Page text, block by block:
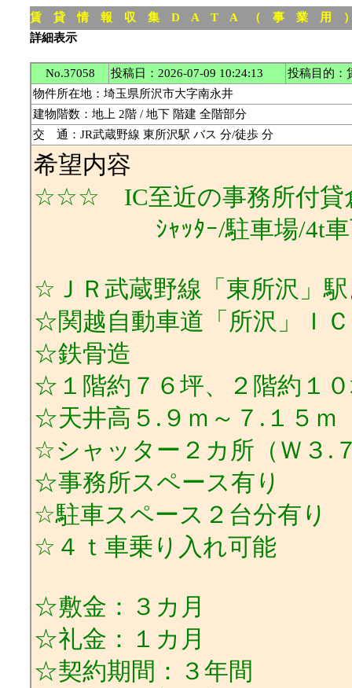
賃 貸 情 報 収 集 D A T A （ 事 業 用
詳細表示
No.37058 投稿日：2026-07-09 10:24:13
投稿目的：
物件所在地：埼玉県所沢市大字南永井
建物階数：地上 2階 / 地下 階建 全階部分
交 通：JR武蔵野線 東所沢駅 バス 分/徒歩 分
希望内容
☆☆☆ IC至近の事務所付
ｼｬｯﾀｰ/駐車場/4t車
☆ＪＲ武蔵野線「東所沢」
☆関越自動車道「所沢」Ｉ
☆鉄骨造
☆１階約７６坪、２階約１
☆天井高５.９ｍ～７.１５ｍ
☆シャッター２カ所（Ｗ３.
☆事務所スペース有り
☆駐車スペース２台分有り
☆４ｔ車乗り入れ可能
☆敷金：３カ月
☆礼金：１カ月
☆契約期間：３年間